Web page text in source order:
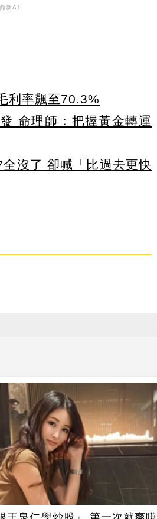
新A1
利率飆至70.3%
命理師：把握黃金轉運
沒了 卻喊「比過去更快